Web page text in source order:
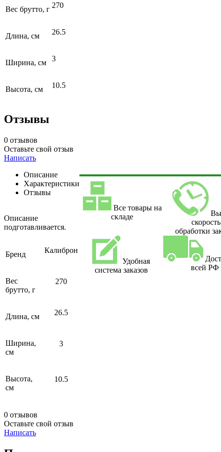
Вес брутто, г 270
Длина, см 26.5
Ширина, см 3
Высота, см 10.5
Отзывы
0 отзывов
Оставьте свой отзыв
Написать
Описание
Характеристики
Отзывы
Описание
подготавливается.
Бренд Калиброн
Вес
брутто, г
270
Длина, см 26.5
Ширина,
см
3
Высота,
см
10.5
0 отзывов
Оставьте свой отзыв
Написать
Все товары на
складе
скорость
обработки
Удобная
система заказов
всей РФ